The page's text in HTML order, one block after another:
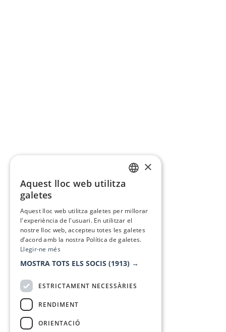
×
Aquest lloc web utilitza
galetes
Aquest lloc web utilitza galetes per millorar
l'experiència de l'usuari. En utilitzar el
nostre lloc web, accepteu totes les galetes
d’acord amb la nostra Política de galetes.
Llegir-ne més
MOSTRA TOTS ELS SOCIS (1913) →
ESTRICTAMENT NECESSÀRIES
RENDIMENT
ORIENTACIÓ